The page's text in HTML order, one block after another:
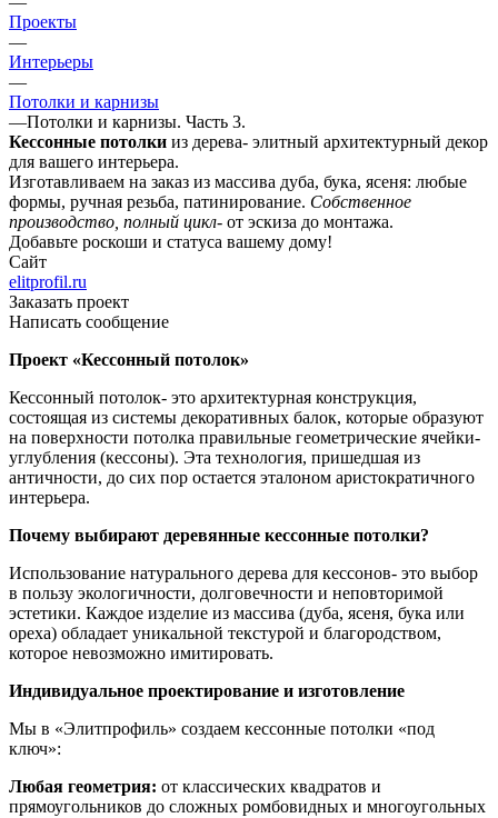
Проекты
—
Интерьеры
—
Потолки и карнизы
—Потолки и карнизы. Часть 3.
Кессонные потолки из дерева- элитный архитектурный декор
для вашего интерьера.
Изготавливаем на заказ из массива дуба, бука, ясеня: любые
формы, ручная резьба, патинирование. Собственное
производство, полный цикл- от эскиза до монтажа.
Добавьте роскоши и статуса вашему дому!
Сайт
elitprofil.ru
Заказать проект
Написать сообщение
Проект «Кессонный потолок»
Кессонный потолок- это архитектурная конструкция,
состоящая из системы декоративных балок, которые образуют
на поверхности потолка правильные геометрические ячейки-
углубления (кессоны). Эта технология, пришедшая из
античности, до сих пор остается эталоном аристократичного
интерьера.
Почему выбирают деревянные кессонные потолки?
Использование натурального дерева для кессонов- это выбор
в пользу экологичности, долговечности и неповторимой
эстетики. Каждое изделие из массива (дуба, ясеня, бука или
ореха) обладает уникальной текстурой и благородством,
которое невозможно имитировать.
Индивидуальное проектирование и изготовление
Мы в «Элитпрофиль» создаем кессонные потолки «под
ключ»:
Любая геометрия: от классических квадратов и
прямоугольников до сложных ромбовидных и многоугольных